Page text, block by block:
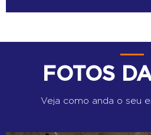
FOTOS
Veja como anda o seu